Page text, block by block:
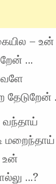
– உன்
…
வந்தாய்
உன்
…?